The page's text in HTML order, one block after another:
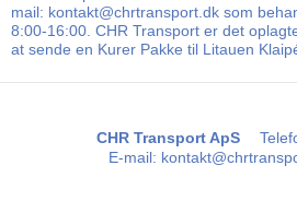
mail: kontakt@chrtransport.dk som
8:00-16:00. CHR Transport er det
at sende en Kurer Pakke til Litauen
CHR Transport ApS
E-mail: